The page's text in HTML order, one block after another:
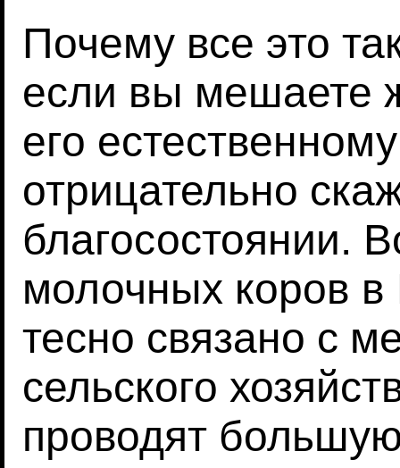
Почему все это
если вы мешаете
его
отрицательно
благосостоянии.
молочных коров
тесно связано с
сельского
проводят